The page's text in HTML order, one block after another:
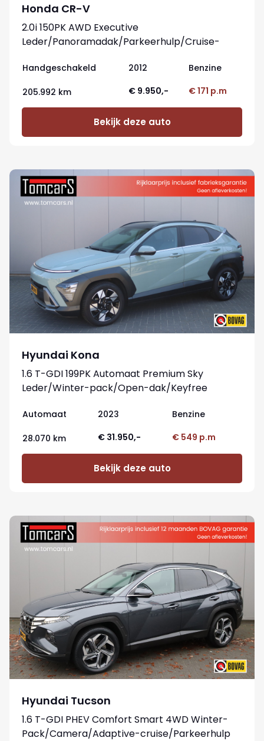
Honda CR-V
2.0i 150PK AWD Executive
Leder/Panoramadak/Parkeerhulp/Cruise-
Handgeschakeld 2012 Benzine
205.992 km € 9.950,- € 171 p.m
Bekijk deze auto
Hyundai Kona
1.6 T-GDI 199PK Automaat Premium Sky
Leder/Winter-pack/Open-dak/Keyfree
Automaat 2023 Benzine
28.070 km € 31.950,- € 549 p.m
Bekijk deze auto
Hyundai Tucson
1.6 T-GDI PHEV Comfort Smart 4WD Winter-
Pack/Camera/Adaptive-cruise/Parkeerhulp